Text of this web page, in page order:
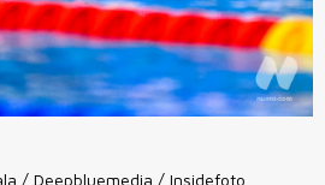
/ Deepbluemedia / Insidefoto